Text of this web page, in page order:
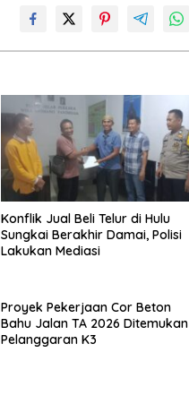
Konflik Jual Beli Telur di Hulu
Sungkai Berakhir Damai, Polisi
Lakukan Mediasi
Proyek Pekerjaan Cor Beton
Bahu Jalan TA 2026 Ditemukan
Pelanggaran K3